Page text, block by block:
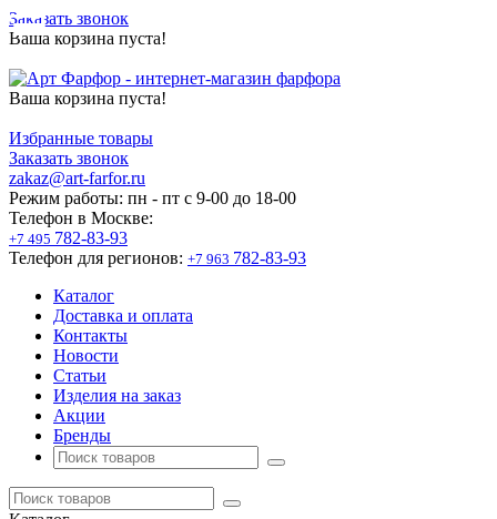
Заказать звонок
Ваша корзина пуста!
Ваша корзина пуста!
Избранные товары
Заказать звонок
zakaz@art-farfor.ru
Режим работы: пн - пт c 9-00 до 18-00
Телефон в Москве:
+7 495 782-83-93
Телефон для регионов: +7 963 782-83-93
Каталог
Доставка и оплата
Контакты
Новости
Статьи
Изделия на заказ
Акции
Бренды